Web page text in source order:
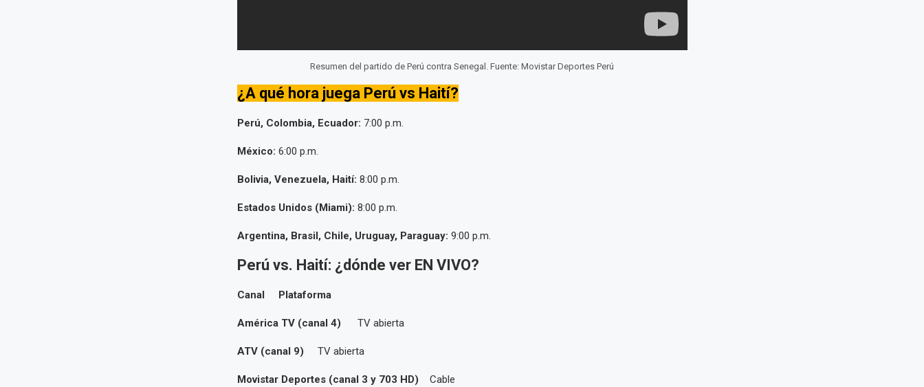
Resumen del partido de Perú contra Senegal. Fuente: Movistar Deportes Perú
¿A qué hora juega Perú vs Haití?
Perú, Colombia, Ecuador: 7:00 p.m.
México: 6:00 p.m.
Bolivia, Venezuela, Haití: 8:00 p.m.
Estados Unidos (Miami): 8:00 p.m.
Argentina, Brasil, Chile, Uruguay, Paraguay: 9:00 p.m.
Perú vs. Haití: ¿dónde ver EN VIVO?
Canal Plataforma
América TV (canal 4) TV abierta
ATV (canal 9) TV abierta
Movistar Deportes (canal 3 y 703 HD) Cable